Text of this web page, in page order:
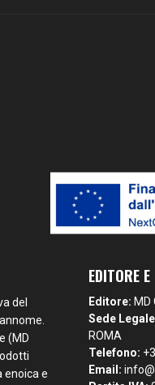
del
(MD
enoica e
EDITORE
Editore: MD
Sede
ROMA
Telefono:
Email: